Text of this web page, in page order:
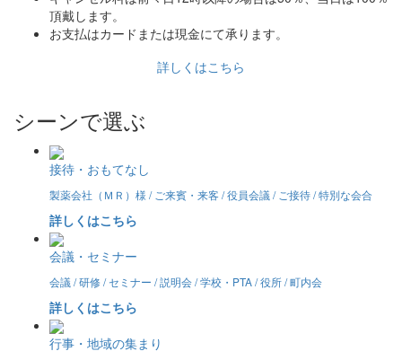
頂戴します。
お支払はカードまたは現金にて承ります。
詳しくはこちら
シーンで選ぶ
接待・おもてなし
製薬会社（ＭＲ）様 / ご来賓・来客 / 役員会議 / ご接待 / 特別な会合
詳しくはこちら
会議・セミナー
会議 / 研修 / セミナー / 説明会 / 学校・PTA / 役所 / 町内会
詳しくはこちら
行事・地域の集まり